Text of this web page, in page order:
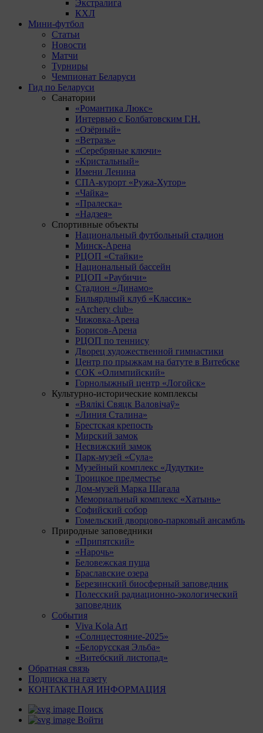
Экстралига
КХЛ
Мини-футбол
Статьи
Новости
Матчи
Турниры
Чемпионат Беларуси
Гид по Беларуси
Санатории
«Романтика Люкс»
Интервью с Болбатовским Г.Н.
«Озёрный»
«Ветразь»
«Серебряные ключи»
«Кристальный»
Имени Ленина
СПА-курорт «Ружа-Хутор»
«Чайка»
«Пралеска»
«Надзея»
Спортивные объекты
Национальный футбольный стадион
Минск-Арена
РЦОП «Стайки»
Национальный бассейн
РЦОП «Раубичи»
Стадион «Динамо»
Бильярдный клуб «Классик»
«Archery club»
Чижовка-Арена
Борисов-Арена
РЦОП по теннису
Дворец художественной гимнастики
Центр по прыжкам на батуте в Витебске
СОК «Олимпийский»
Горнолыжный центр «Логойск»
Культурно-исторические комплексы
«Вялікі Свяцк Валовічаў»
«Линия Сталина»
Брестская крепость
Мирский замок
Несвижский замок
Парк-музей «Сула»
Музейный комплекс «Дудутки»
Троицкое предместье
Дом-музей Марка Шагала
Мемориальный комплекс «Хатынь»
Софийский собор
Гомельский дворцово-парковый ансамбль
Природные заповедники
«Припятский»
«Нарочь»
Беловежская пуща
Браславские озера
Березинский биосферный заповедник
Полесский радиационно-экологический
заповедник
События
Viva Kola Art
«Солнцестояние-2025»
«Белорусская Эльба»
«Витебский листопад»
Обратная связь
Подписка на газету
КОНТАКТНАЯ ИНФОРМАЦИЯ
Поиск
Войти